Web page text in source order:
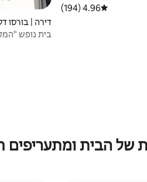
דירוג ממוצע של 4.96 מתוך 5, 194 ביקורות
4.96 (194)
דירה | בורסו
בית נופש
של הבית ומתעריפים